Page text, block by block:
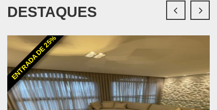
DESTAQUES
ENTRADA DE 25%